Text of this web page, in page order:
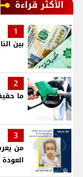
الأكثر قراءة
1
بين
2
ما
3
من